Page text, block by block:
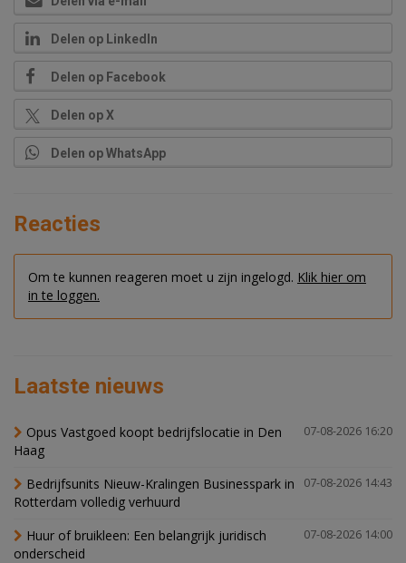
Delen op LinkedIn
Delen op Facebook
Delen op X
Delen op WhatsApp
Reacties
Om te kunnen reageren moet u zijn ingelogd. Klik hier om
in te loggen.
Laatste nieuws
07-08-2026 16:20
Opus Vastgoed koopt bedrijfslocatie in Den
Haag
07-08-2026 14:43
Bedrijfsunits Nieuw-Kralingen Businesspark in
Rotterdam volledig verhuurd
07-08-2026 14:00
Huur of bruikleen: Een belangrijk juridisch
onderscheid